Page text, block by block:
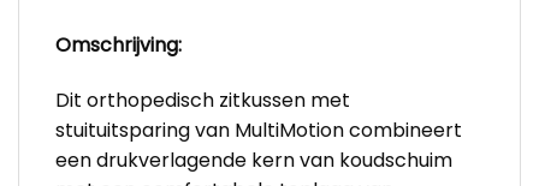
Omschrijving:
Dit orthopedisch zitkussen met
stuituitsparing van MultiMotion combineert
een drukverlagende kern van koudschuim